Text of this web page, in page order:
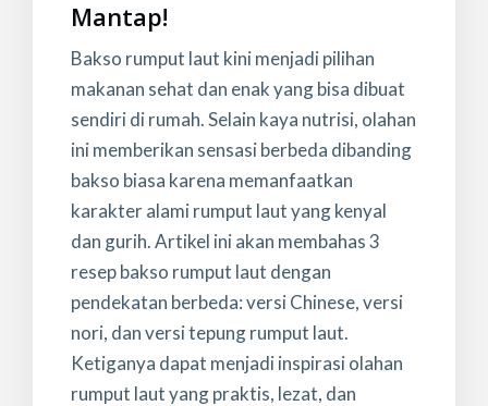
Mantap!
Bakso rumput laut kini menjadi pilihan
makanan sehat dan enak yang bisa dibuat
sendiri di rumah. Selain kaya nutrisi, olahan
ini memberikan sensasi berbeda dibanding
bakso biasa karena memanfaatkan
karakter alami rumput laut yang kenyal
dan gurih. Artikel ini akan membahas 3
resep bakso rumput laut dengan
pendekatan berbeda: versi Chinese, versi
nori, dan versi tepung rumput laut.
Ketiganya dapat menjadi inspirasi olahan
rumput laut yang praktis, lezat, dan